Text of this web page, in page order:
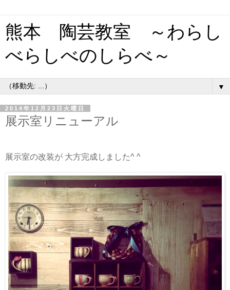
熊本 陶芸教室 ～わらし
べらしべのしらべ～
▼
2014年12月23日火曜日
展示室リニューアル
展示室の改装が 大方完成しました^ ^